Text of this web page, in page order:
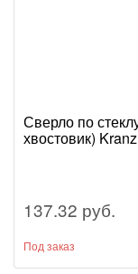
Сверло по
хвостовик) Kranz
137.32 руб.
Под заказ